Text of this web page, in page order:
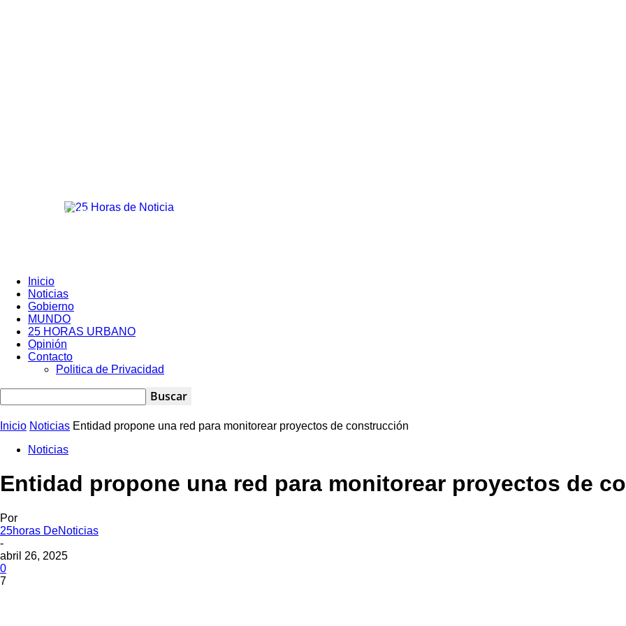
Registrarse / Unirse 25horasdenoticias
Inicio
Noticias
Gobierno
MUNDO
25 HORAS URBANO
Opinión
Contacto
Politica de Privacidad
Inicio Noticias Entidad propone una red para monitorear proyectos de construcción
Noticias
Entidad propone una red para monitorear proyectos de
Por
25horas DeNoticias
-
abril 26, 2025
0
7